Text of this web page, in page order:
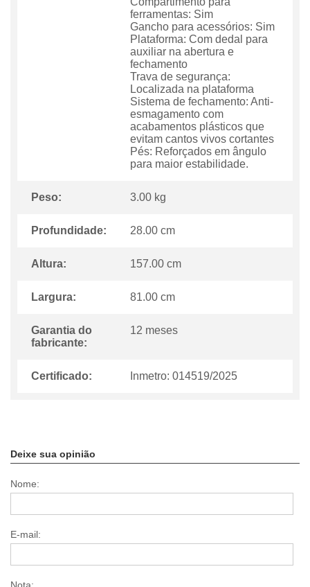
ferramentas: Sim
Gancho para acessórios: Sim
Plataforma: Com dedal para
auxiliar na abertura e
fechamento
Trava de segurança:
Localizada na plataforma
Sistema de fechamento: Anti-
esmagamento com
acabamentos plásticos que
evitam cantos vivos cortantes
Pés: Reforçados em ângulo
para maior estabilidade.
Peso: 3.00 kg
Profundidade: 28.00 cm
Altura: 157.00 cm
Largura: 81.00 cm
Garantia do
fabricante:
12 meses
Certificado: Inmetro: 014519/2025
Deixe sua opinião
Nome:
E-mail: